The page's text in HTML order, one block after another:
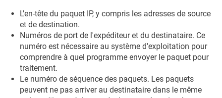
L'en-tête du paquet IP, y compris les adresses de source
et de destination.
Numéros de port de l'expéditeur et du destinataire. Ce
numéro est nécessaire au système d'exploitation pour
comprendre à quel programme envoyer le paquet pour
traitement.
Le numéro de séquence des paquets. Les paquets
peuvent ne pas arriver au destinataire dans le même